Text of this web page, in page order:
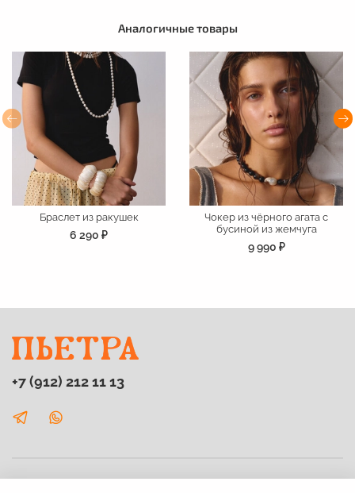
Аналогичные товары
Браслет из ракушек
6 290 ₽
Чокер из чёрного агата с
бусиной из жемчуга
9 990 ₽
+7 (912) 212 11 13